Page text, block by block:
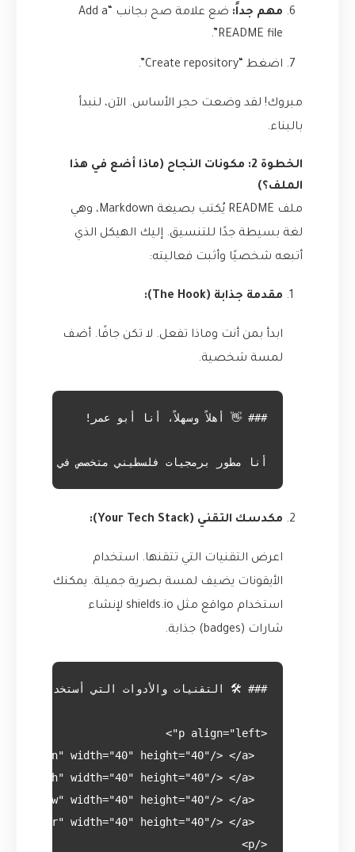
مهم جداً:
ضع علامة صح بجانب “Add a
README file”.
اضغط “Create repository”.
مبروك! لقد وضعت حجر الأساس. الآن، لنبدأ
بالبناء.
الخطوة 2: مكونات النجاح (ماذا أضع في هذا
الملف؟)
ملف README يُكتب بصيغة Markdown، وهي
لغة بسيطة جدًا للتنسيق. إليك الهيكل الذي
أتبعه شخصيًا وأثبت فعاليته:
مقدمة جذابة (The Hook):
ابدأ بمن أنت وماذا تفعل. لا تكن جافًا. أضف
لمسة شخصية.
أنا مطور برمجيات فلسطيني متخصص في الذكاء
مكدسك التقني (Your Tech Stack):
اعرض التقنيات التي تتقنها. استخدام
الأيقونات يضيف لمسة بصرية جميلة. يمكنك
استخدام مواقع مثل shields.io لإنشاء
شارات (badges) جذابة.
</p>